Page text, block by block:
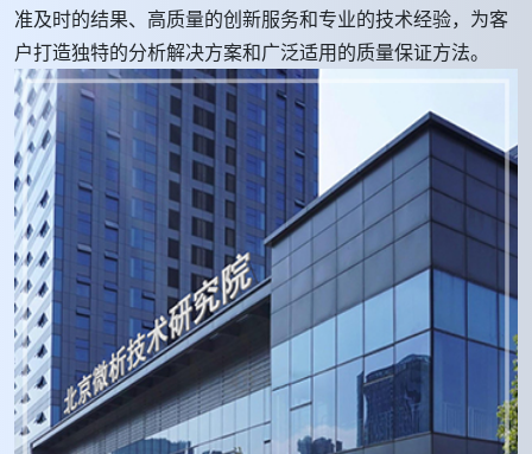
准及时的结果、高质量的创新服务和专业的技术经验，为客
户打造独特的分析解决方案和广泛适用的质量保证方法。